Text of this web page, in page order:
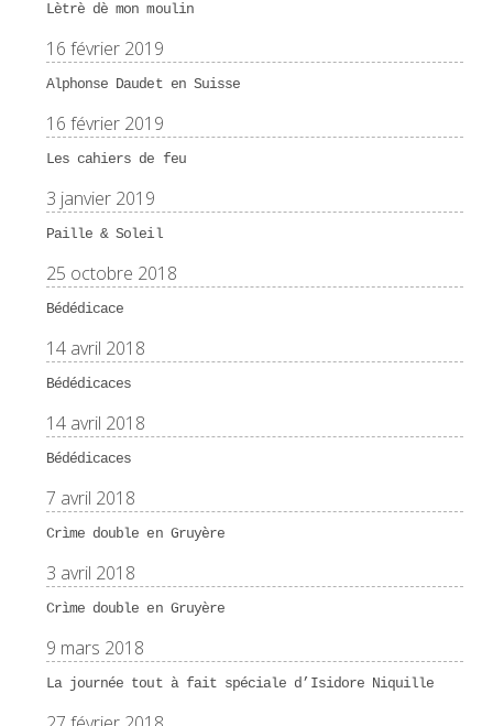
Lètrè dè mon moulin
16 février 2019
Alphonse Daudet en Suisse
16 février 2019
Les cahiers de feu
3 janvier 2019
Paille & Soleil
25 octobre 2018
Bédédicace
14 avril 2018
Bédédicaces
14 avril 2018
Bédédicaces
7 avril 2018
Crìme double en Gruyère
3 avril 2018
Crìme double en Gruyère
9 mars 2018
La journée tout à fait spéciale d’Isidore Niquille